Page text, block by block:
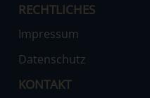
RECHTLICHES
Impressum
Datenschutz
KONTAKT